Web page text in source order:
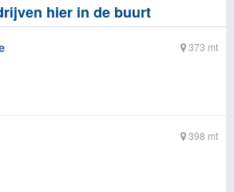
hier in de buurt
373 mt
398 mt